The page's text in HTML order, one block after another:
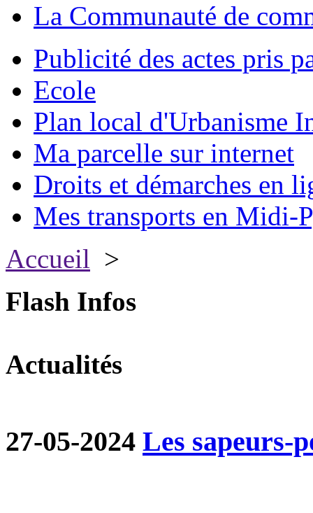
La Communauté de
Publicité des actes pris
Ecole
Plan local d'Urbanisme
Ma parcelle sur internet
Droits et démarches en
Mes transports en Midi-
Accueil >
Flash Infos
Actualités
27-05-2024 Les sapeurs-